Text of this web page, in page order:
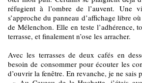
réfugient à l’ombre de l’auvent. Une
s’approche du panneau d’affichage libre
de Mélenchon. Elle en teste l’adhérence,
terrasse, et finalement n’ose les arracher.
Avec les terrasses de deux cafés en
besoin de consommer pour écouter les
d’ouvrir la fenêtre. En revanche, je ne sais